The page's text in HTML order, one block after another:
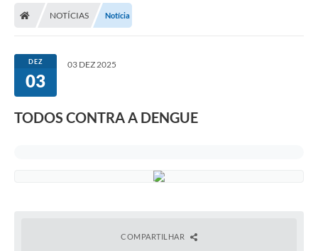
Carta de Serviços
Ouvidoria
NOTÍCIAS Notícia
DEZ
03
03 DEZ 2025
TODOS CONTRA A DENGUE
COMPARTILHAR